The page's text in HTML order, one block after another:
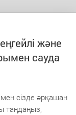
және
сауда
сізде әрқашан
таңдаңыз,